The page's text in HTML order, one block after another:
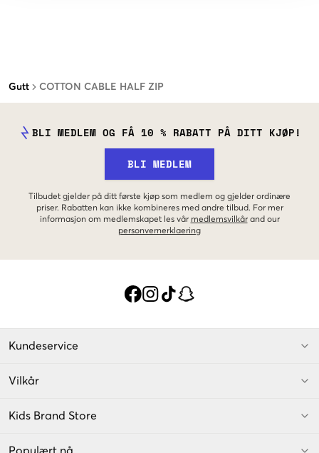
Gutt COTTON CABLE HALF ZIP
BLI MEDLEM OG FÅ 10 % RABATT PÅ DITT KJØP!
BLI MEDLEM
Tilbudet gjelder på ditt første kjøp som medlem og gjelder ordinære
priser. Rabatten kan ikke kombineres med andre tilbud. For mer
informasjon om medlemskapet les vår medlemsvilkår and our
personvernerklaering
Kundeservice
Vilkår
Kids Brand Store